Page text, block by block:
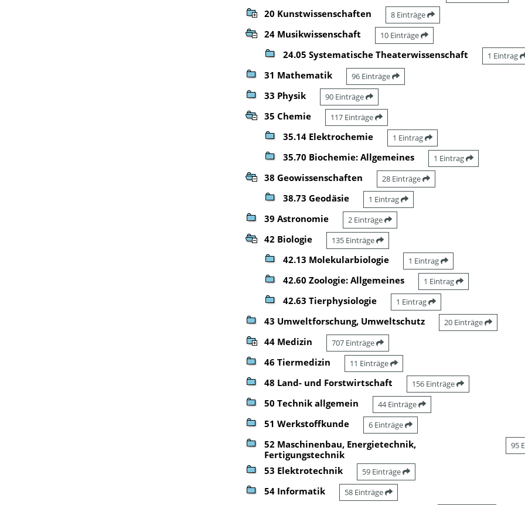
20 Kunstwissenschaften 8 Einträge
24 Musikwissenschaft 10 Einträge
24.05 Systematische Theaterwissenschaft 1 Eintrag
31 Mathematik 96 Einträge
33 Physik 90 Einträge
35 Chemie 117 Einträge
35.14 Elektrochemie 1 Eintrag
35.70 Biochemie: Allgemeines 1 Eintrag
38 Geowissenschaften 28 Einträge
38.73 Geodäsie 1 Eintrag
39 Astronomie 2 Einträge
42 Biologie 135 Einträge
42.13 Molekularbiologie 1 Eintrag
42.60 Zoologie: Allgemeines 1 Eintrag
42.63 Tierphysiologie 1 Eintrag
43 Umweltforschung, Umweltschutz 20 Einträge
44 Medizin 707 Einträge
46 Tiermedizin 11 Einträge
48 Land- und Forstwirtschaft 156 Einträge
50 Technik allgemein 44 Einträge
51 Werkstoffkunde 6 Einträge
52 Maschinenbau, Energietechnik,
Fertigungstechnik
95
53 Elektrotechnik 59 Einträge
54 Informatik 58 Einträge